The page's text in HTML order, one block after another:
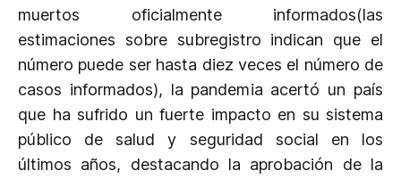
muertos oficialmente informados(las
estimaciones sobre subregistro indican que el
número puede ser hasta diez veces el número de
casos informados), la pandemia acertó un país
que ha sufrido un fuerte impacto en su sistema
público de salud y seguridad social en los
últimos años, destacando la aprobación de la